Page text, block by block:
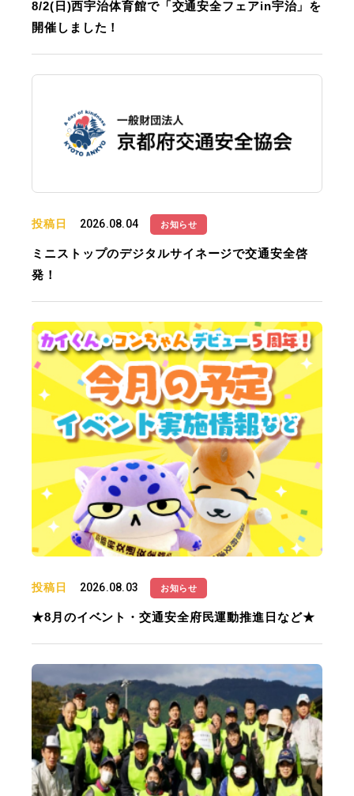
8/2(日)西宇治体育館で「交通安全フェアin宇治」を
開催しました！
投稿日 2026.08.04 お知らせ
ミニストップのデジタルサイネージで交通安全啓
発！
投稿日 2026.08.03 お知らせ
★8月のイベント・交通安全府民運動推進日など★